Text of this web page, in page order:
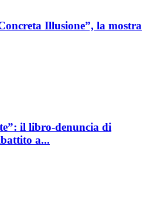
Illusione”, la mostra
il libro-denuncia di
a...